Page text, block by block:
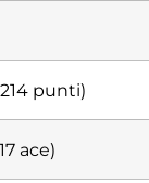
punti)
ace)